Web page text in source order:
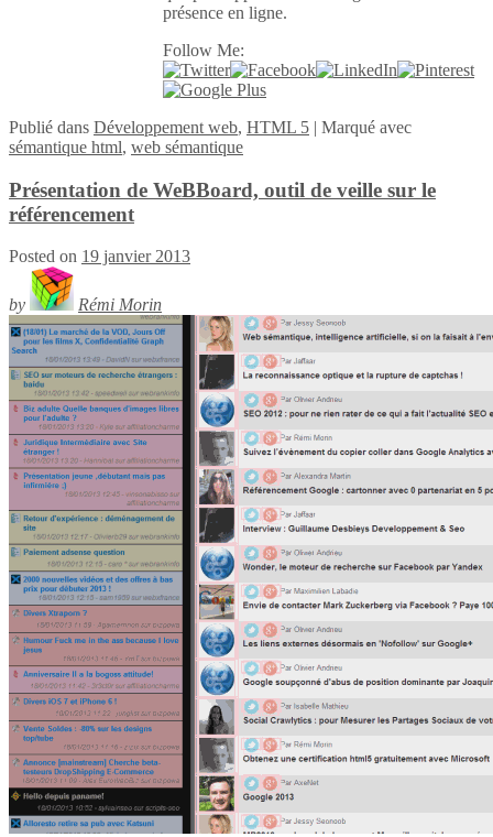
présence en ligne.
Follow Me:
Publié dans Développement web, HTML 5 | Marqué avec
sémantique html, web sémantique
Présentation de WeBBoard, outil de veille sur le
référencement
Posted on 19 janvier 2013
by Rémi Morin